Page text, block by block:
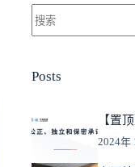
Posts
【置
2024年